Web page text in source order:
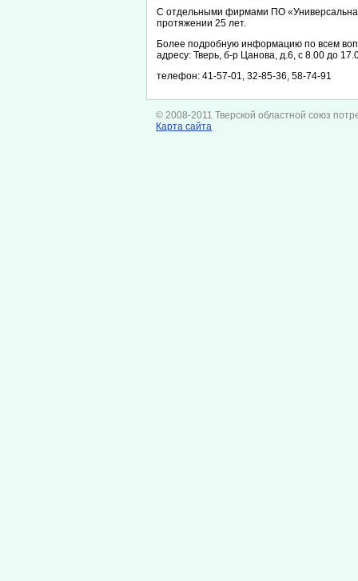
С отдельными фирмами ПО
протяжении 25 лет.
Более подробную информацию по всем
адресу: Тверь, б-р Цанова, д.6, с 8.00 до
телефон: 41-57-01, 32-85-36, 58-74-91
© 2008-2011 Тверской областной союз
Карта сайта